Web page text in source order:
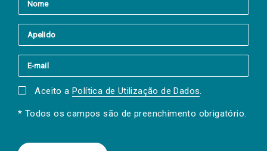
Aceito a Política de Utilização de Dados.
* Todos os campos são de preenchimento obrigatório.